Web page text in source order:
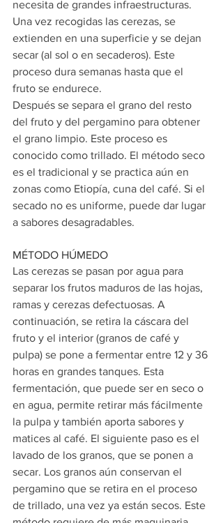
necesita de grandes infraestructuras.
Una vez recogidas las cerezas, se
extienden en una superficie y se dejan
secar (al sol o en secaderos). Este
proceso dura semanas hasta que el
fruto se endurece.
Después se separa el grano del resto
del fruto y del pergamino para obtener
el grano limpio. Este proceso es
conocido como trillado. El método seco
es el tradicional y se practica aún en
zonas como Etiopía, cuna del café. Si el
secado no es uniforme, puede dar lugar
a sabores desagradables.
MÉTODO HÚMEDO
Las cerezas se pasan por agua para
separar los frutos maduros de las hojas,
ramas y cerezas defectuosas. A
continuación, se retira la cáscara del
fruto y el interior (granos de café y
pulpa) se pone a fermentar entre 12 y 36
horas en grandes tanques. Esta
fermentación, que puede ser en seco o
en agua, permite retirar más fácilmente
la pulpa y también aporta sabores y
matices al café. El siguiente paso es el
lavado de los granos, que se ponen a
secar. Los granos aún conservan el
pergamino que se retira en el proceso
de trillado, una vez ya están secos. Este